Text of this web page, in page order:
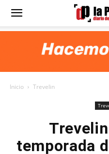
Diario
Inicio Trevelin
temporada